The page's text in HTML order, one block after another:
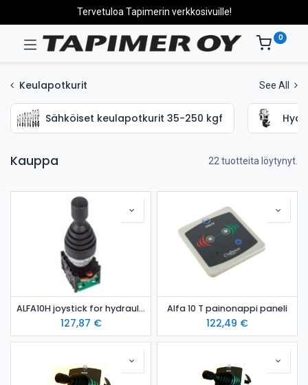
Tervetuloa Tapimerin verkkosivuille!
0
Keulapotkurit See All
Sähköiset keulapotkurit 35-250 kgf
Kauppa 22 tuotteita löytynyt.
ALFA10H joystick for hydraulic thruster
127,87 €
Alfa 10 T painonappi paneli
122,49 €